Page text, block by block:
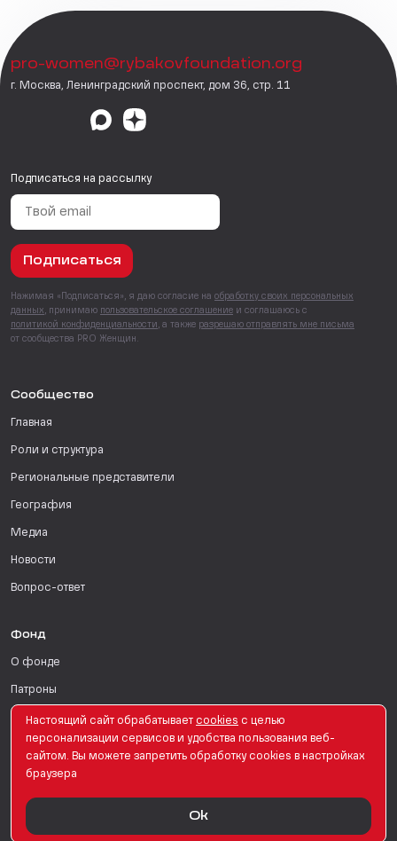
pro-women@rybakovfoundation.org
г. Москва, Ленинградский проспект, дом 36, стр. 11
Подписаться на рассылку
Подписаться
Нажимая «Подписаться», я даю согласие на обработку своих персональных
данных , принимаю пользовательское соглашение и соглашаюсь с
политикой конфиденциальности , а также разрешаю отправлять мне письма
от сообщества PRO Женщин.
Сообщество
Главная
Роли и структура
Региональные представители
География
Медиа
Новости
Вопрос-ответ
Фонд
О фонде
Патроны
Поддержать
Для СМИ
© PRO Женщин. Все права защищены. 2026
Настоящий сайт обрабатывает сookies с целью
персонализации сервисов и удобства пользования веб-
сайтом. Вы можете запретить обработку сookies в настройках
браузера
Ok